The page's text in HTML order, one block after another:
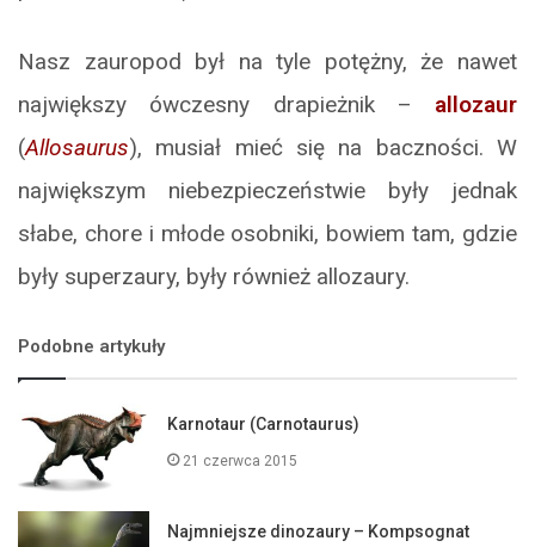
Nasz zauropod był na tyle potężny, że nawet
największy ówczesny drapieżnik – allozaur
(Allosaurus), musiał mieć się na baczności. W
największym niebezpieczeństwie były jednak
słabe, chore i młode osobniki, bowiem tam, gdzie
były superzaury, były również allozaury.
Podobne artykuły
Karnotaur (Carnotaurus)
21 czerwca 2015
Najmniejsze dinozaury – Kompsognat